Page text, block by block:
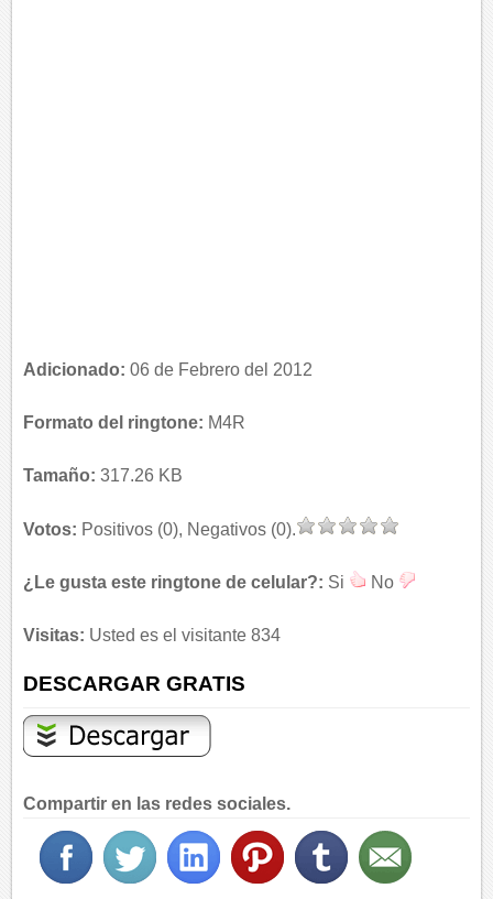
Adicionado: 06 de Febrero del 2012
Formato del ringtone: M4R
Tamaño: 317.26 KB
Votos: Positivos (0), Negativos (0).
¿Le gusta este ringtone de celular?: Si No
Visitas: Usted es el visitante 834
DESCARGAR GRATIS
Compartir en las redes sociales.